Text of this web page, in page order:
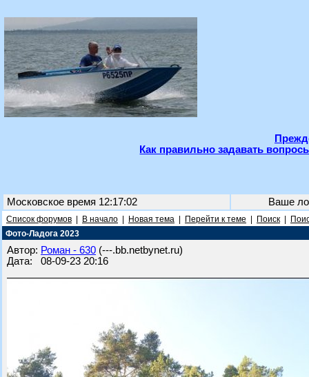
Как правильно задавать
Московское время 12:17:02 Ваше
Список форумов В начало Новая тема Перейти к теме Поиск
Фото-Ладога 2023
Автор: Роман - 630 (---.bb.netbynet.ru)
Дата: 08-09-23 20:16